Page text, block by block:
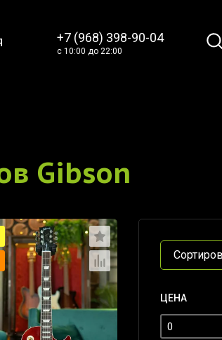
+7 (968) 398-90-04
с 10:00 до 22:00
Gibson
ЦЕНА